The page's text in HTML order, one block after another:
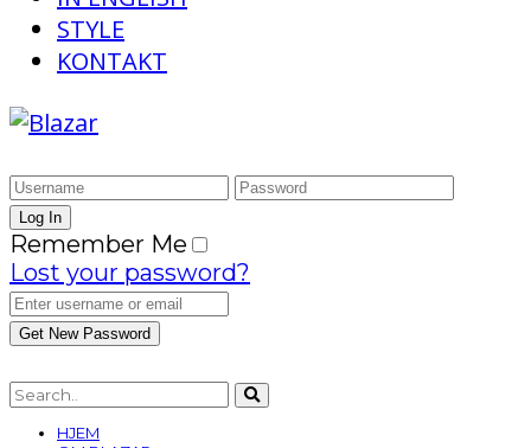
STYLE
KONTAKT
Remember Me
Lost your password?
HJEM